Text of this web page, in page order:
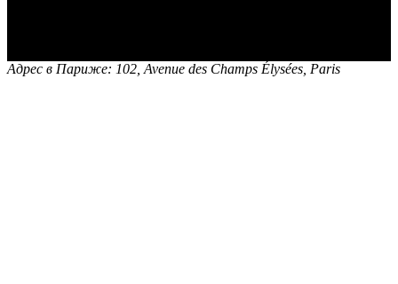
Адрес в Париже: 102, Avenue des Champs Élysées, Paris